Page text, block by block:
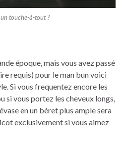
un touche-à-tout ?
époque, mais vous avez passé
requis) pour le man bun voici
Si vous frequentez encore les
si vous portez les cheveux longs,
en un béret plus ample sera
exclusivement si vous aimez